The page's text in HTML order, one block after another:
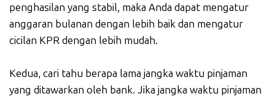
penghasilan yang stabil, maka Anda dapat mengatur
anggaran bulanan dengan lebih baik dan mengatur
cicilan KPR dengan lebih mudah.
Kedua, cari tahu berapa lama jangka waktu pinjaman
yang ditawarkan oleh bank. Jika jangka waktu pinjaman